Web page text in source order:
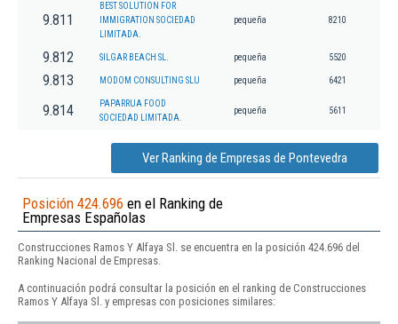
9.811
BEST SOLUTION FOR
IMMIGRATION SOCIEDAD
LIMITADA.
pequeña 8210
9.812 SILGAR BEACH SL. pequeña 5520
9.813 MODOM CONSULTING SLU pequeña 6421
9.814
PAPARRUA FOOD
SOCIEDAD LIMITADA.
pequeña 5611
Ver Ranking de Empresas de Pontevedra
Posición 424.696 en el Ranking de
Empresas Españolas
Construcciones Ramos Y Alfaya Sl. se encuentra en la posición 424.696 del
Ranking Nacional de Empresas.
A continuación podrá consultar la posición en el ranking de Construcciones
Ramos Y Alfaya Sl. y empresas con posiciones similares: